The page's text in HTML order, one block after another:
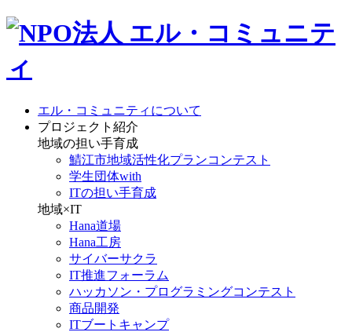
エル・コミュニティについて
プロジェクト紹介
地域の担い手育成
鯖江市地域活性化プランコンテスト
学生団体with
ITの担い手育成
地域×IT
Hana道場
Hana工房
サイバーサクラ
IT推進フォーラム
ハッカソン・プログラミングコンテスト
商品開発
ITブートキャンプ